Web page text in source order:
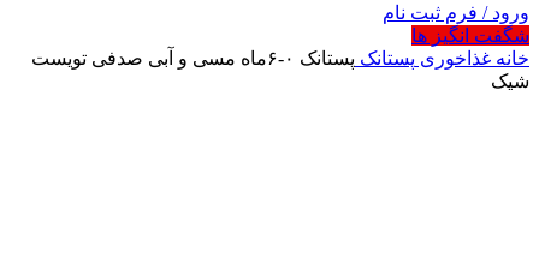
ورود / فرم ثبت نام
شگفت انگیز ها
خانه غذاخوری پستانک
پستانک ۰-۶ماه مسی و آبی صدفی تویست
شیک